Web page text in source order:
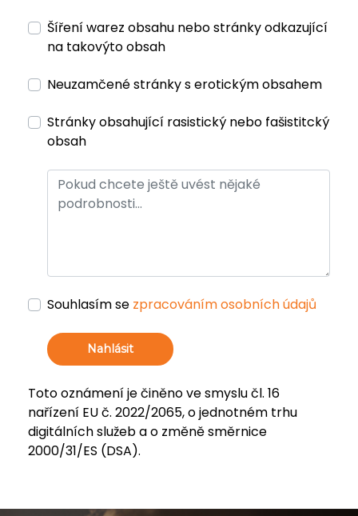
Šíření warez obsahu nebo stránky odkazující
na takovýto obsah
Neuzamčené stránky s erotickým obsahem
Stránky obsahující rasistický nebo fašistitcký
obsah
Souhlasím se zpracováním osobních údajů
Nahlásit
Toto oznámení je činěno ve smyslu čl. 16
nařízení EU č. 2022/2065, o jednotném trhu
digitálních služeb a o změně směrnice
2000/31/ES (DSA).